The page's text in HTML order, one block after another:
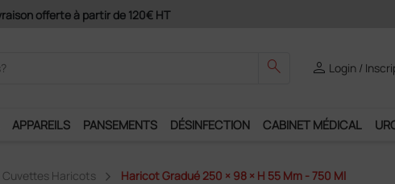
Paiement 4X avec Paypal
search person Login /
APPAREILS PANSEMENTS DÉSINFECTION CABINET MÉDICAL
Cuvettes Haricots Haricot Gradué 250 × 98 × H 55 Mm - 750 Ml